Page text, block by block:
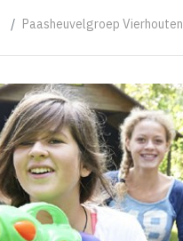
Paasheuvelgroep Vierhouten